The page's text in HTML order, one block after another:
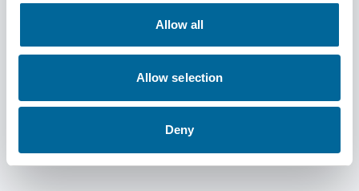
Allow all
Allow selection
Deny